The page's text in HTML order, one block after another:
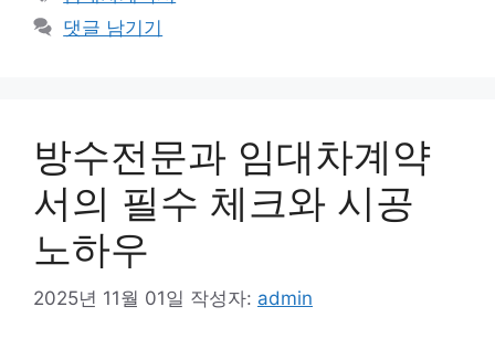
리
그
댓글 남기기
방수전문과 임대차계약
서의 필수 체크와 시공
노하우
2025년 11월 01일 작성자: admin